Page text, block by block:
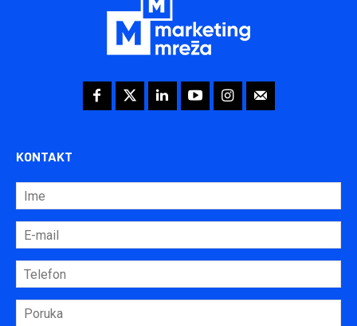
KONTAKT